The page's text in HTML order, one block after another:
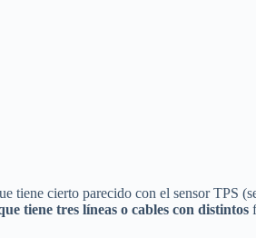
cierto parecido con el sensor TPS
tiene tres líneas o cables con distintos